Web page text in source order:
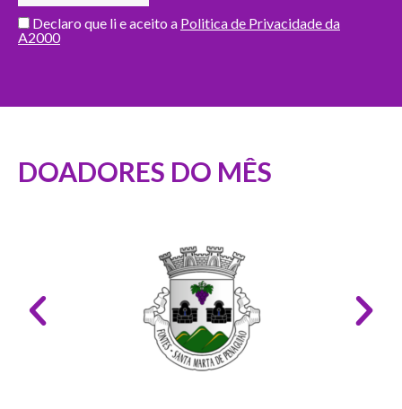
Declaro que li e aceito a Politica de Privacidade da
A2000
DOADORES DO MÊS